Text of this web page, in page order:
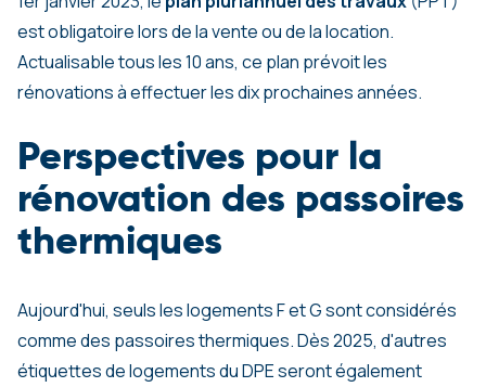
est obligatoire lors de la vente ou de la location.
Actualisable tous les 10 ans, ce plan prévoit les
rénovations à effectuer les dix prochaines années.
Perspectives pour la
rénovation des passoires
thermiques
Aujourd'hui, seuls les logements F et G sont considérés
comme des passoires thermiques. Dès 2025, d'autres
étiquettes de logements du DPE seront également